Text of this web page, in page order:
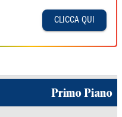
CLICCA QUI
Primo Piano